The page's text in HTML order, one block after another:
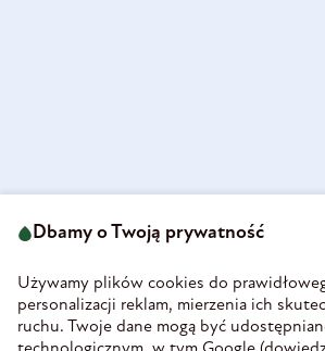
58-160 Świebodzice
REGON 890213034
INFORMACJE
Dbamy o Twoją prywatność
Używamy plików cookies do
personalizacji reklam, mierzenia ich
ruchu. Twoje dane mogą być